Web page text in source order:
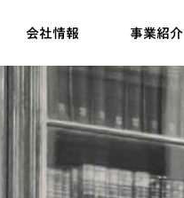
会社情報 事業紹介